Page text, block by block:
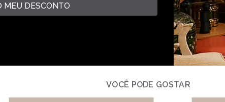
Garantia de Qualidade
elit. Eos nostrum, a blanditiis distinctio voluptas
in? Lorem ipsum dolor sit amet consectetur
saepe neque unde labore illum dolor
fugit eveniet aliquam similique praesentium
VOCÊ PODE GOSTAR
MEU DESCONTO